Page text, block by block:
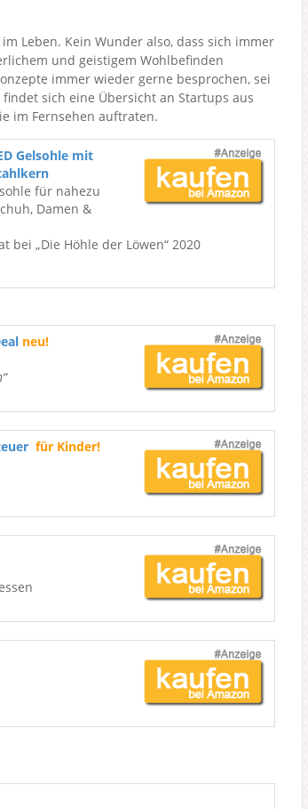
Leben. Kein Wunder also, dass sich immer
und geistigem Wohlbefinden
immer wieder gerne besprochen, sei
sich eine Übersicht an Startups aus
im Fernsehen auftraten.
Gelsohle mit
für nahezu
Damen &
bei „Die Höhle der Löwen“ 2020
neu!
für Kinder!